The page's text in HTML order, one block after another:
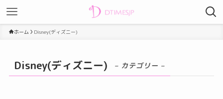
ホーム Disney(ディズニー)
Disney(ディズニー) – カテゴリー –